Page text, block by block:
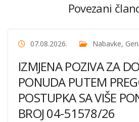
Povezani
07.08.2026. Nabavke,
IZMJENA POZIVA ZA
PONUDA PUTEM
POSTUPKA SA VIŠE
BROJ 04-51578/26